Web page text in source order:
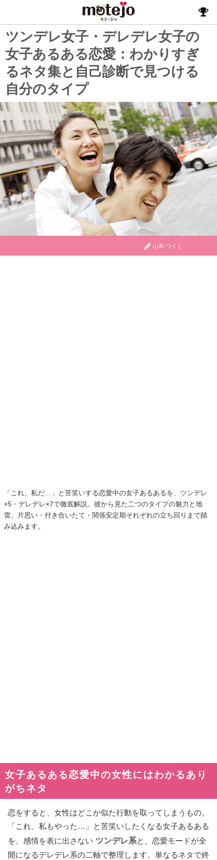
ツンデレ女子・デレデレ女子の
女子あるある恋愛：わかりすぎ
るネタ集と自己診断で見つける
自分のタイプ
山本 つくし
「これ、私だ…」と苦笑いする恋愛中の女子あるあるを、ツンデレ
×5・デレデレ×7で徹底解説。彼から見た二つのタイプの魅力と地
雷、片思い・付き合いたて・関係安定期それぞれの立ち回りまで踏
み込みます。
女子あるある恋愛中の女性にはわかるあり
がちネタ
恋をすると、女性はどこか似た行動を取ってしまうもの。
「これ、私もやった…」と苦笑いしたくなる女子あるある
を、感情を表に出さない ツンデレ系と、恋愛モードが全
開になるデレデレ系の二軸で整理します。単なるネタで終